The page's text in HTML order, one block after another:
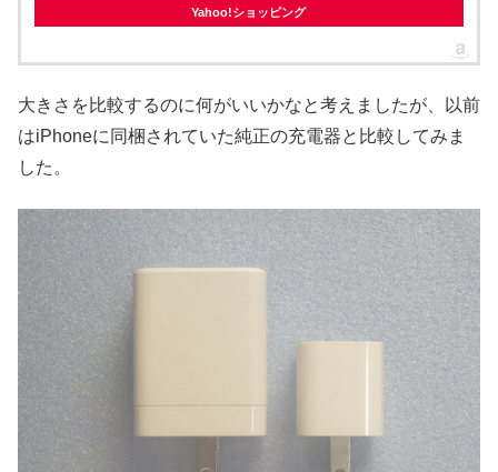
Yahoo!ショッピング
大きさを比較するのに何がいいかなと考えましたが、以前
はiPhoneに同梱されていた純正の充電器と比較してみま
した。